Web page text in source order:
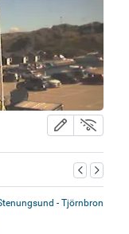
- Tjörnbron